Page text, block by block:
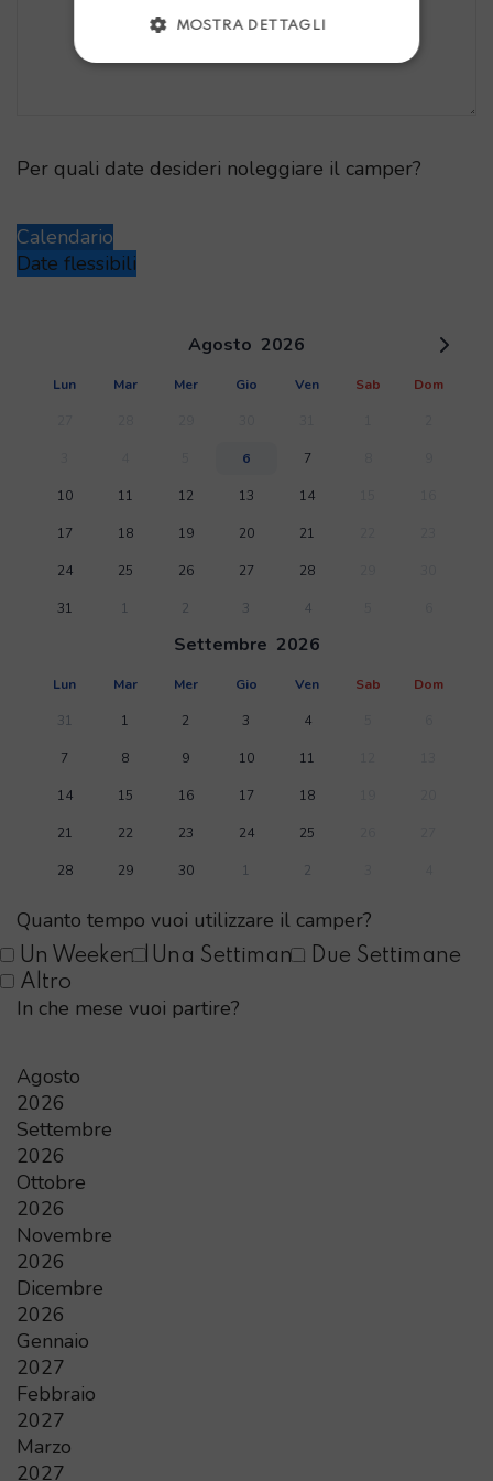
Per quali date desideri noleggiare il camper?
Calendario
Date flessibili
Agosto 2026
Lun Mar Mer Gio Ven Sab Dom
6 7
10 11 12 13 14
17 18 19 20 21
24 25 26 27 28
31 1 2 3 4
Settembre 2026
Lun Mar Mer Gio Ven Sab Dom
31 1 2 3 4
7 8 9 10 11
14 15 16 17 18
21 22 23 24 25
28 29 30 1 2
Quanto tempo vuoi utilizzare il camper?
Un Weekend Una Settimana Due Settimane
Altro
In che mese vuoi partire?
Agosto
2026
Settembre
2026
Ottobre
2026
Novembre
2026
Dicembre
2026
Gennaio
2027
Febbraio
2027
Marzo
2027
MOSTRA DETTAGLI